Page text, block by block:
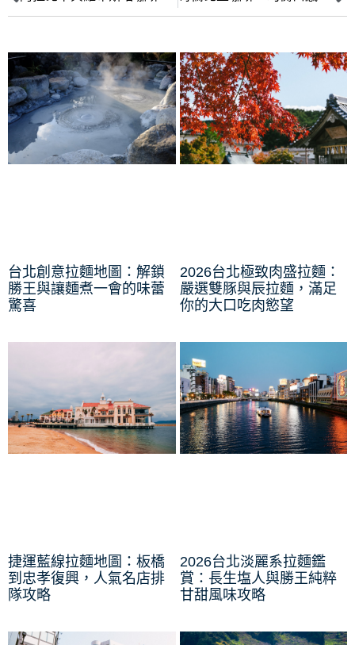
台北創意拉麵地圖：解鎖
勝王與讓麵煮一會的味蕾
驚喜
2026台北極致肉盛拉麵：
嚴選雙豚與辰拉麵，滿足
你的大口吃肉慾望
捷運藍線拉麵地圖：板橋
到忠孝復興，人氣名店排
隊攻略
2026台北淡麗系拉麵鑑
賞：長生塩人與勝王純粹
甘甜風味攻略